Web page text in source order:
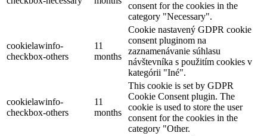
consent for the cookies in the
category "Necessary".
cookielawinfo-
checkbox-others
11
months
Cookie nastavený GDPR cookie
consent pluginom na
zaznamenávanie súhlasu
návštevníka s použitím cookies v
kategórii "Iné".
cookielawinfo-
checkbox-others
11
months
This cookie is set by GDPR
Cookie Consent plugin. The
cookie is used to store the user
consent for the cookies in the
category "Other.